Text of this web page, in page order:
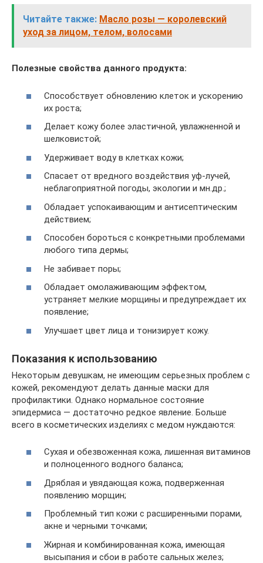
Читайте также: Масло розы — королевский
уход за лицом, телом, волосами
Полезные свойства данного продукта:
Способствует обновлению клеток и ускорению
их роста;
Делает кожу более эластичной, увлажненной и
шелковистой;
Удерживает воду в клетках кожи;
Спасает от вредного воздействия уф-лучей,
неблагоприятной погоды, экологии и мн.др.;
Обладает успокаивающим и антисептическим
действием;
Способен бороться с конкретными проблемами
любого типа дермы;
Не забивает поры;
Обладает омолаживающим эффектом,
устраняет мелкие морщины и предупреждает их
появление;
Улучшает цвет лица и тонизирует кожу.
Показания к использованию
Некоторым девушкам, не имеющим серьезных проблем с
кожей, рекомендуют делать данные маски для
профилактики. Однако нормальное состояние
эпидермиса — достаточно редкое явление. Больше
всего в косметических изделиях с медом нуждаются:
Сухая и обезвоженная кожа, лишенная витаминов
и полноценного водного баланса;
Дряблая и увядающая кожа, подверженная
появлению морщин;
Проблемный тип кожи с расширенными порами,
акне и черными точками;
Жирная и комбинированная кожа, имеющая
высыпания и сбои в работе сальных желез;